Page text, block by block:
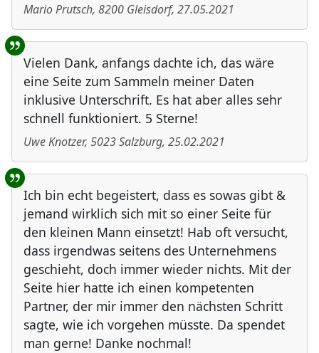
Mario Prutsch, 8200 Gleisdorf, 27.05.2021
Vielen Dank, anfangs dachte ich, das wäre
eine Seite zum Sammeln meiner Daten
inklusive Unterschrift. Es hat aber alles sehr
schnell funktioniert. 5 Sterne!
Uwe Knotzer, 5023Salzburg, 25.02.2021
Ich bin echt begeistert, dass es sowas gibt &
jemand wirklich sich mit so einer Seite für
den kleinen Mann einsetzt! Hab oft versucht,
dass irgendwas seitens des Unternehmens
geschieht, doch immer wieder nichts. Mit der
Seite hier hatte ich einen kompetenten
Partner, der mir immer den nächsten Schritt
sagte, wie ich vorgehen müsste. Da spendet
man gerne! Danke nochmal!